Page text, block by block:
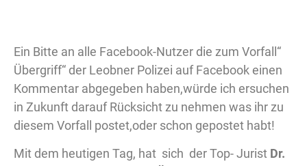
Ein Bitte an alle Facebook-Nutzer die zum Vorfall“
Übergriff“ der Leobner Polizei auf Facebook einen
Kommentar abgegeben haben,würde ich ersuchen
in Zukunft darauf Rücksicht zu nehmen was ihr zu
diesem Vorfall postet,oder schon gepostet habt!
Mit dem heutigen Tag, hat sich der Top- Jurist Dr.